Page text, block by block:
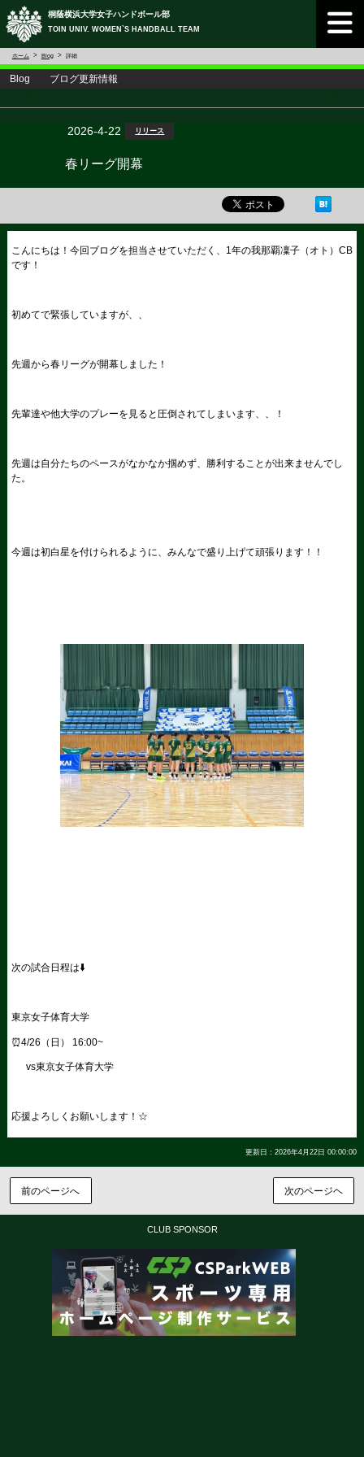
桐蔭横浜大学女子ハンドボール部
TOIN UNIV. WOMEN`S HANDBALL TEAM
ホーム Blog 詳細
Blog ブログ更新情報
2026-4-22 リリース
春リーグ開幕
こんにちは！今回ブログを担当させていただく、1年の我那覇凜子（オト）CB
です！
初めてで緊張していますが、、
先週から春リーグが開幕しました！
先輩達や他大学のプレーを見ると圧倒されてしまいます、、！
先週は自分たちのペースがなかなか掴めず、勝利することが出来ませんでし
た。
今週は初白星を付けられるように、みんなで盛り上げて頑張ります！！
次の試合日程は⬇️
東京女子体育大学
⏰4/26（日） 16:00~
vs東京女子体育大学
応援よろしくお願いします！☆
更新日：2026年4月22日 00:00:00
前のページへ 次のページヘ
CLUB SPONSOR